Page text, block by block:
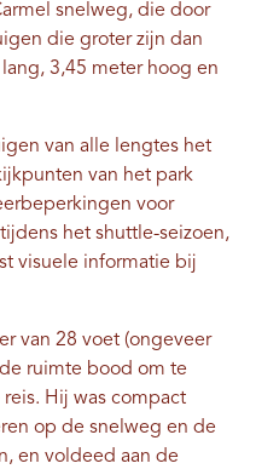
snelweg, die door
die groter zijn dan
3,45 meter hoog en
van alle lengtes het
van het park
voor
het shuttle-seizoen,
visuele informatie bij
van 28 voet (ongeveer
ruimte bood om te
Hij was compact
op de snelweg en de
en voldeed aan de